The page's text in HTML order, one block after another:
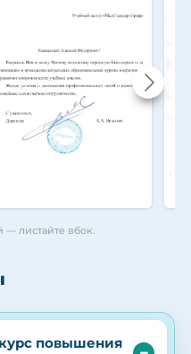
— листайте вбок.
повышения